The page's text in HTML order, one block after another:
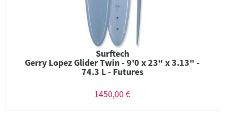
Surftech
Gerry Lopez Glider Twin - 9'0 x 23" x 3.13" -
74.3 L - Futures
1450,00 €